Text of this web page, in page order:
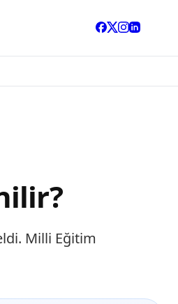
Milli Eğitim